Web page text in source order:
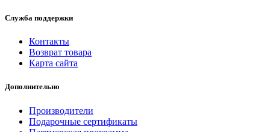
Служба поддержки
Контакты
Возврат товара
Карта сайта
Дополнительно
Производители
Подарочные сертификаты